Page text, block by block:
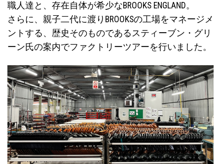
職人達と、存在自体が希少なBROOKS ENGLAND。
さらに、親子二代に渡りBROOKSの工場をマネージメ
ントする、歴史そのものであるスティーブン・グリ
ーン氏の案内でファクトリーツアーを行いました。